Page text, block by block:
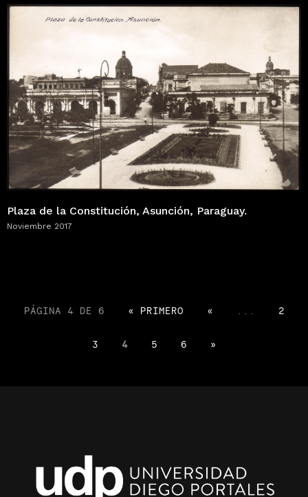
Plaza de la Constitución, Asunción, Paraguay.
Noviembre 2017
PÁGINA 4 DE 6 « PRIMERO « 2
3 4 5 6 »